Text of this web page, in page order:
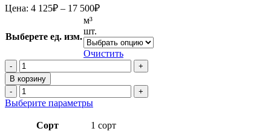
Цена: 4 125₽ – 17 500₽Диапазон
125₽
–
17
500₽
Выберете ед. изм.
м³
шт.
Очистить
Количество
товара
Брус
обрезной
200х200х6000
сосны
В корзину
Количество
товара
Брус
обрезной
200х200х6000
Выберите параметрыЭтот
имеет
Сорт 1 сорт